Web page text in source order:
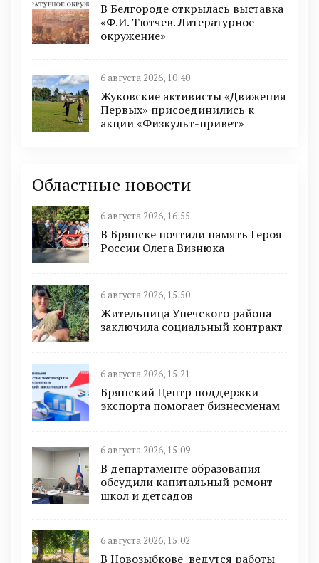
В Белгороде открылась выставка
«Ф.И. Тютчев. Литературное
окружение»
6 августа 2026, 10:40
Жуковские активисты «Движения
Первых» присоединились к
акции «Физкульт-привет»
Областные новости
6 августа 2026, 16:55
В Брянске почтили память Героя
России Олега Визнюка
6 августа 2026, 15:50
Жительница Унечского района
заключила социальный контракт
6 августа 2026, 15:21
Брянский Центр поддержки
экспорта помогает бизнесменам
6 августа 2026, 15:09
В департаменте образования
обсудили капитальный ремонт
школ и детсадов
6 августа 2026, 15:02
В Новозыбкове ведутся работы